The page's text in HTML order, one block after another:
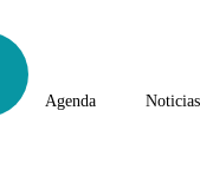
Agenda Noticias